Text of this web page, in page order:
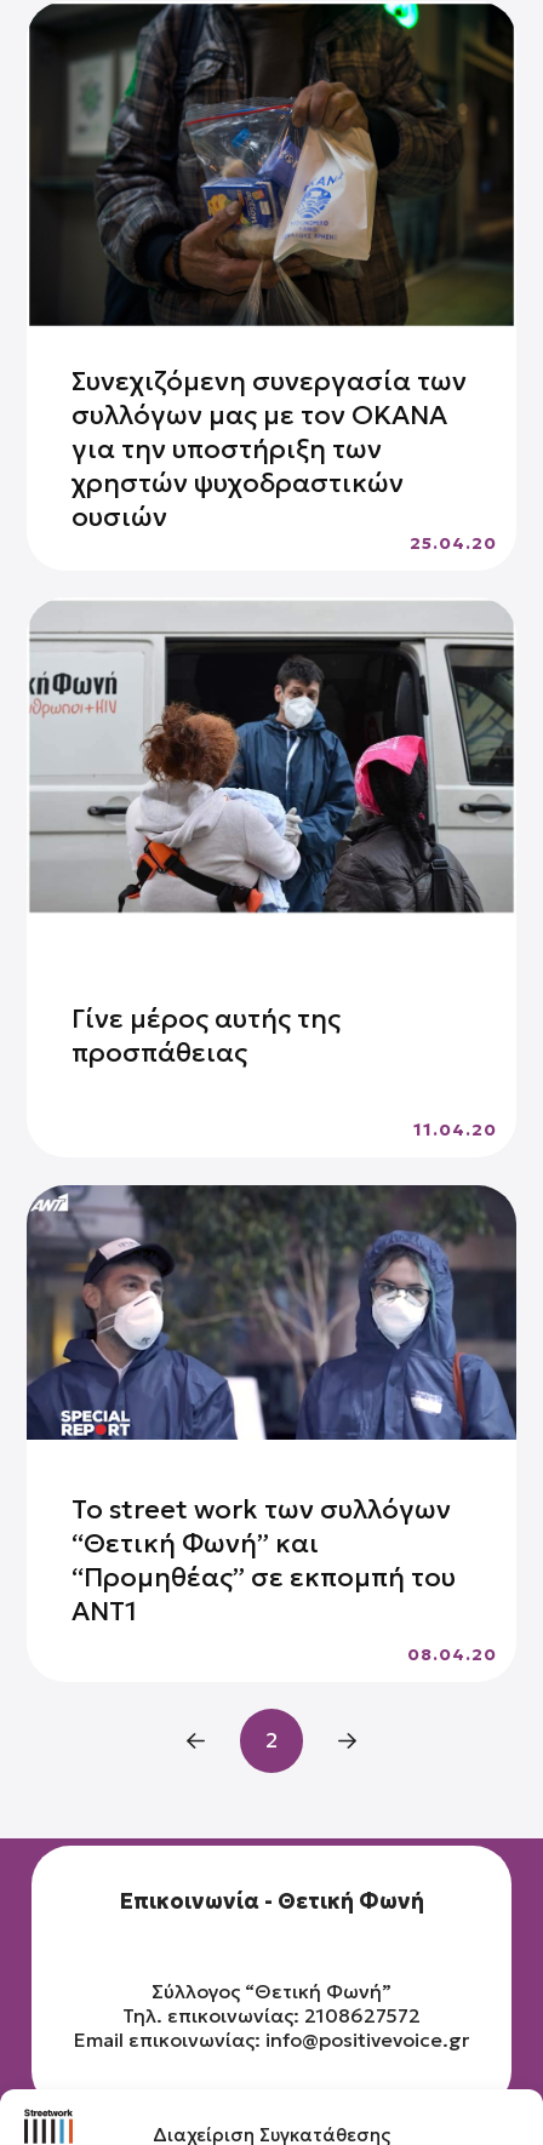
Διαχείριση Συγκατάθεσης
Συνεχιζόμενη συνεργασία των
συλλόγων μας με τον ΟΚΑΝΑ
για την υποστήριξη των
χρηστών ψυχοδραστικών
ουσιών
25.04.20
Γίνε μέρος αυτής της
προσπάθειας
11.04.20
Το street work των συλλόγων
“Θετική Φωνή” και
“Προμηθέας” σε εκπομπή του
ΑΝΤ1
08.04.20
Prev 2 Next
Επικοινωνία - Θετική Φωνή
Σύλλογος “Θετική Φωνή”
Τηλ. επικοινωνίας: 2108627572
Email επικοινωνίας: info@positivevoice.gr